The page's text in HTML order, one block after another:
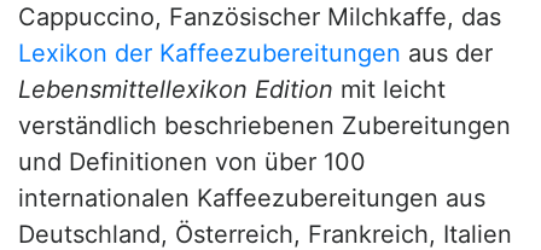
Cappuccino, Fanzösischer Milchkaffe, das
Lexikon der Kaffeezubereitungen aus der
Lebensmittellexikon Edition mit leicht
verständlich beschriebenen Zubereitungen
und Definitionen von über 100
internationalen Kaffeezubereitungen aus
Deutschland, Österreich, Frankreich, Italien